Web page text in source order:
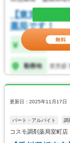
更新日：2025年11月17日
パート・アルバイト 調
コスモ調剤薬局室町